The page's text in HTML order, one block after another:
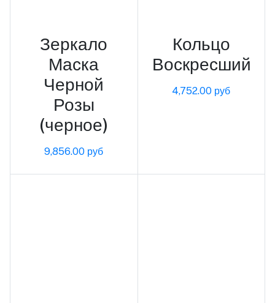
Зеркало
Маска
Черной
Розы
(черное)
9,856.00 руб
Кольцо
Воскресший
4,752.00 руб